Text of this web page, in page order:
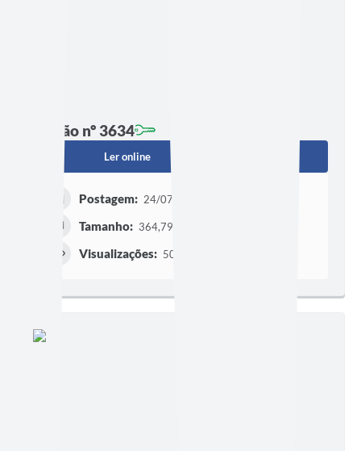
Edição nº 3634
Ler online
Postagem: 24/07/2026 às 10h27
Tamanho: 364,79 KB | 4 páginas
Visualizações: 503